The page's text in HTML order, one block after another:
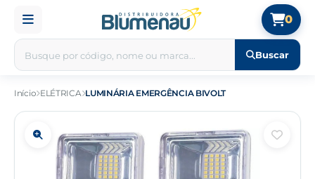
Buscar
0
Início ELÉTRICA LUMINÁRIA EMERGÊNCIA BIVOLT